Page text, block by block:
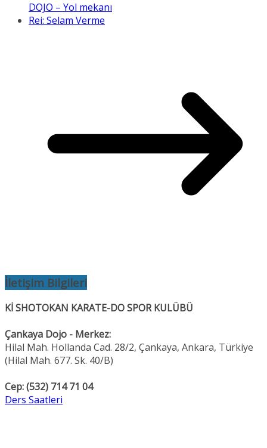
DOJO – Yol mekanı
Rei: Selam Verme
İletişim Bilgileri
Kİ SHOTOKAN KARATE-DO SPOR KULÜBÜ
Çankaya Dojo - Merkez:
Hilal Mah. Hollanda Cad. 28/2, Çankaya, Ankara, Türkiye
(Hilal Mah. 677. Sk. 40/B)
Cep: (532) 714 71 04
Ders Saatleri